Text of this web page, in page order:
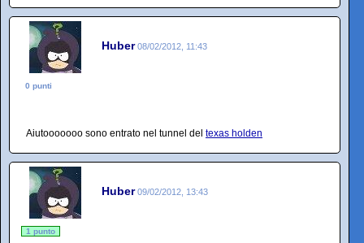
Huber 08/02/2012, 11:43
0 punti
Aiutooooooo sono entrato nel tunnel del texas holden
Huber 09/02/2012, 13:43
1 punto